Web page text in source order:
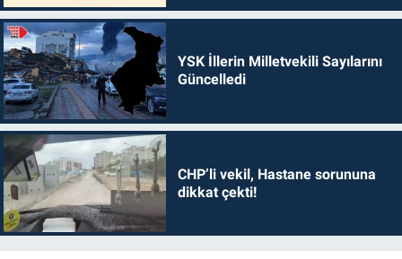
YSK İllerin Milletvekili Sayılarını
Güncelledi
CHP’li vekil, Hastane sorununa
dikkat çekti!